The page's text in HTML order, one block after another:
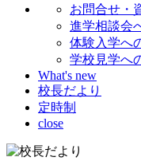
お問合せ・
進学相談会
体験入学へ
学校見学へ
What's new
校長だより
定時制
close